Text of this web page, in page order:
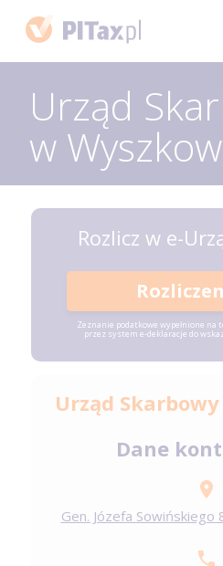
Urząd
w
Rozlicz w e-
Zeznanie podatkowe wypełnione na
przez system e-deklaracje do
Urząd
Dane
Gen. Józefa